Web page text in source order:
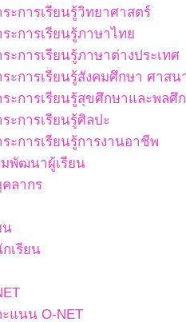
ะการเรียนรู้วิทยาศาสตร์
ะการเรียนรู้ภาษาไทย
ะการเรียนรู้ภาษาต่างประเทศ
ระการเรียนรู้สังคมศึกษา ศาส
ะการเรียนรู้สุขศึกษาและพลศึ
ะการเรียนรู้ศิลปะ
ะการเรียนรู้การงานอาชีพ
มพัฒนาผู้เรียน
ลากร
น
เรียน
แนน O-NET